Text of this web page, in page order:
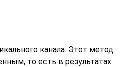
канала. Этот метод
то есть в результатах